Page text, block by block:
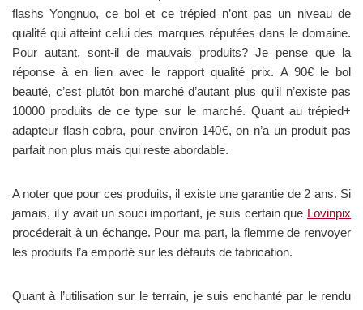
flashs Yongnuo, ce bol et ce trépied n’ont pas un niveau de
qualité qui atteint celui des marques réputées dans le domaine.
Pour autant, sont-il de mauvais produits? Je pense que la
réponse à en lien avec le rapport qualité prix. A 90€ le bol
beauté, c’est plutôt bon marché d’autant plus qu’il n’existe pas
10000 produits de ce type sur le marché. Quant au trépied+
adapteur flash cobra, pour environ 140€, on n’a un produit pas
parfait non plus mais qui reste abordable.
A noter que pour ces produits, il existe une garantie de 2 ans. Si
jamais, il y avait un souci important, je suis certain que Lovinpix
procéderait à un échange. Pour ma part, la flemme de renvoyer
les produits l’a emporté sur les défauts de fabrication.
Quant à l’utilisation sur le terrain, je suis enchanté par le rendu